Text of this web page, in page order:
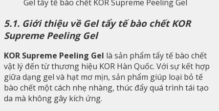
Gel tẩy tế bào chết KOR Supreme Peeling Gel
5.1. Giới thiệu về Gel tẩy tế bào chết KOR
Supreme Peeling Gel
KOR Supreme Peeling Gel là sản phẩm tẩy tế bào chết
vật lý đến từ thương hiệu KOR Hàn Quốc. Với sự kết hợp
giữa dạng gel và hạt mơ mịn, sản phẩm giúp loại bỏ tế
bào chết một cách nhẹ nhàng, thúc đẩy quá trình tái tạo
da mà không gây kích ứng.